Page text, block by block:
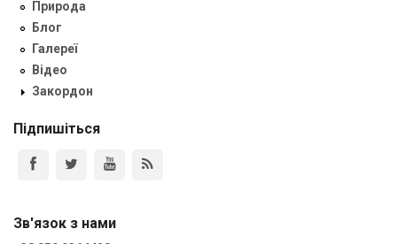
Природа
Блог
Галереї
Відео
Закордон
Підпишіться
Зв'язок з нами